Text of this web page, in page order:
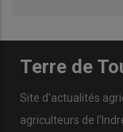
Terre de
Site d'actualités
agriculteurs de